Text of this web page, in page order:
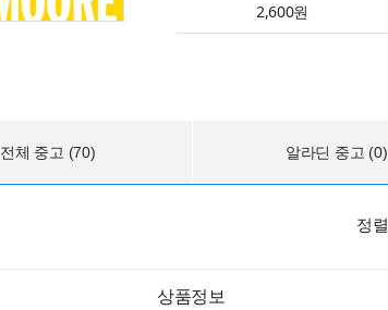
2,600원
전체 중고 (70) 알라딘 중고 (0)
정렬
상품정보